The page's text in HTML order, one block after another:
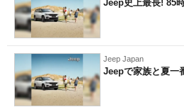
Jeep史上最長! 85
Jeep Japan
Jeepで家族と夏一